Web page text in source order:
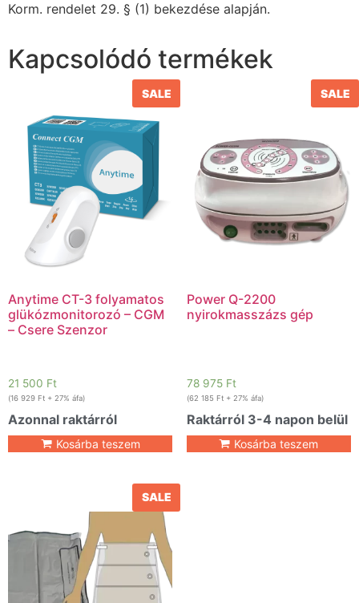
Korm. rendelet 29. § (1) bekezdése alapján.
Kapcsolódó termékek
SALE
Anytime CT-3 folyamatos
glükózmonitorozó – CGM
– Csere Szenzor
21 500 Ft
(16 929 Ft + 27% áfa)
Azonnal raktárról
Kosárba teszem
SALE
Power Q-2200
nyirokmasszázs gép
78 975 Ft
(62 185 Ft+ 27% áfa)
Raktárról 3-4 napon belül
Kosárba teszem
SALE